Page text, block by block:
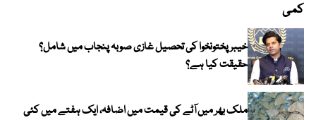
کمی
خیبر پختونخوا کی تحصیل غازی صوبہ پنجاب میں شامل؟
حقیقت کیا ہے؟
ملک بھر میں آٹے کی قیمت میں اضافہ، ایک ہفتے میں کئی